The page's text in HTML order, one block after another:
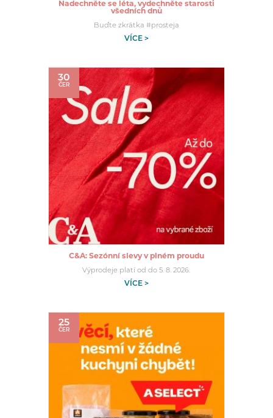
Nadechněte se léta, vydechněte starosti
všedních dnů
Buďte zkrátka #prosteja
VÍCE >
30
ČER
C&A: Sezónní slevy v plném proudu
Výprodeje platí od do 5. 8. 2026.
VÍCE >
25
ČER